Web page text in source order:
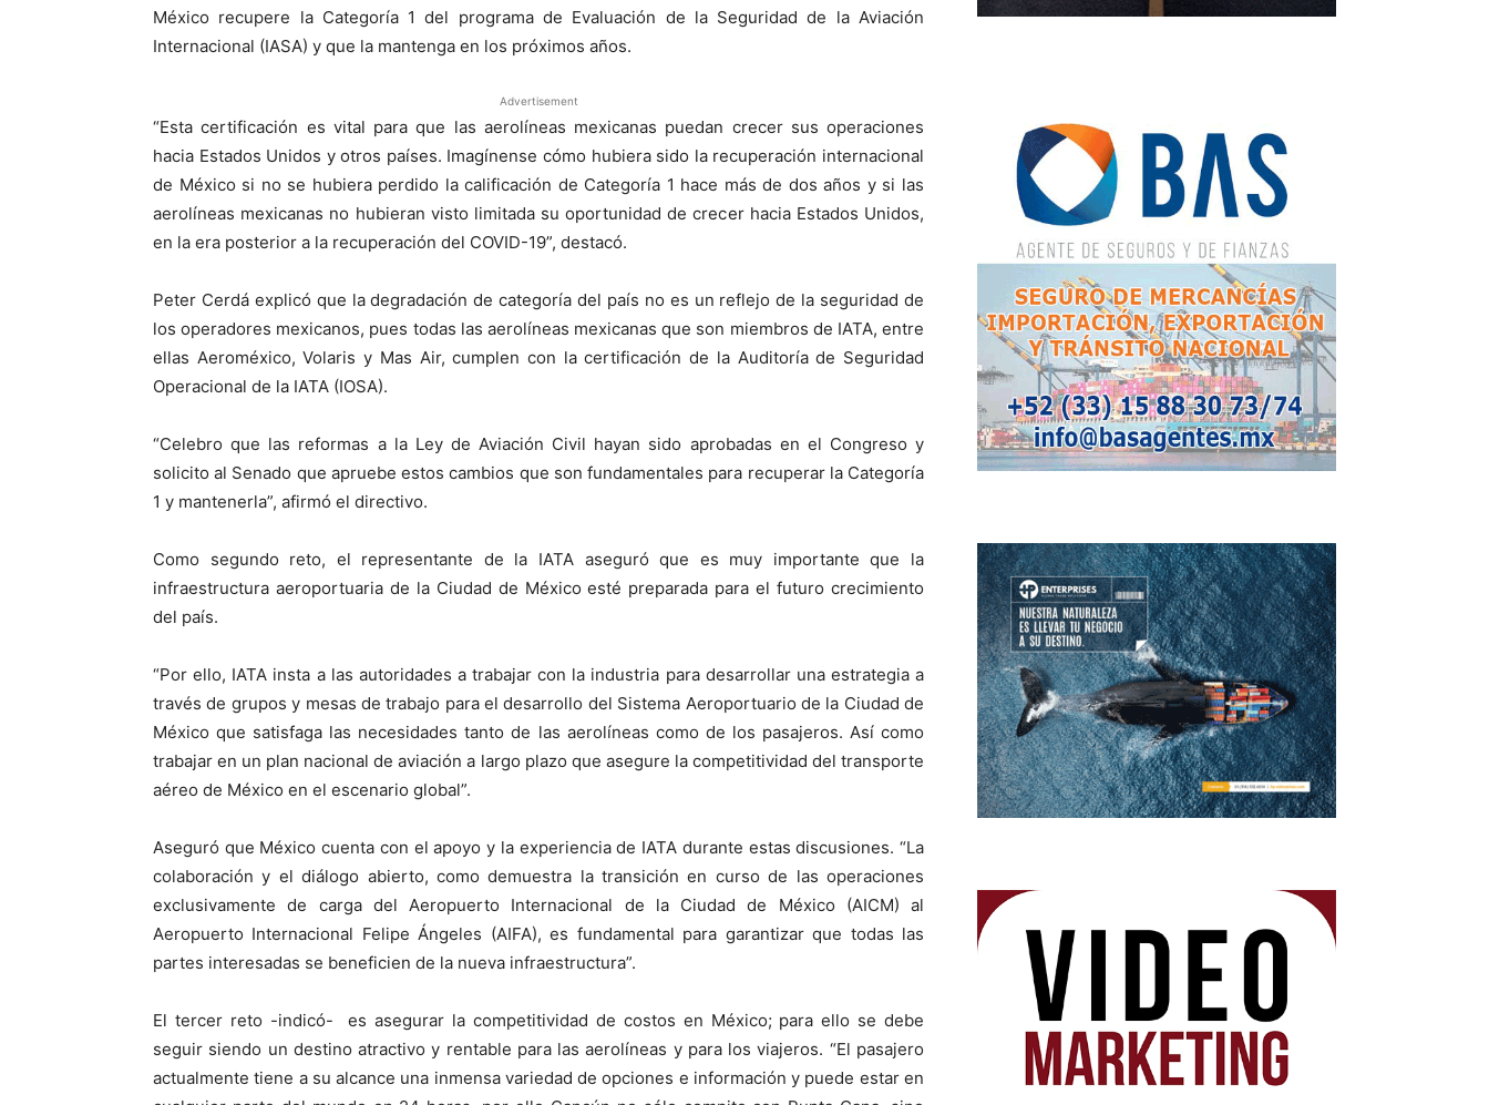
México recupere la Categoría 1 del programa de Evaluación de la Seguridad de la Aviación
Internacional (IASA) y que la mantenga en los próximos años.
Advertisement
“Esta certificación es vital para que las aerolíneas mexicanas puedan crecer sus operaciones
hacia Estados Unidos y otros países. Imagínense cómo hubiera sido la recuperación internacional
de México si no se hubiera perdido la calificación de Categoría 1 hace más de dos años y si las
aerolíneas mexicanas no hubieran visto limitada su oportunidad de crecer hacia Estados Unidos,
en la era posterior a la recuperación del COVID-19”, destacó.
Peter Cerdá explicó que la degradación de categoría del país no es un reflejo de la seguridad de
los operadores mexicanos, pues todas las aerolíneas mexicanas que son miembros de IATA, entre
ellas Aeroméxico, Volaris y Mas Air, cumplen con la certificación de la Auditoría de Seguridad
Operacional de la IATA (IOSA).
“Celebro que las reformas a la Ley de Aviación Civil hayan sido aprobadas en el Congreso y
solicito al Senado que apruebe estos cambios que son fundamentales para recuperar la Categoría
1 y mantenerla”, afirmó el directivo.
Como segundo reto, el representante de la IATA aseguró que es muy importante que la
infraestructura aeroportuaria de la Ciudad de México esté preparada para el futuro crecimiento
del país.
“Por ello, IATA insta a las autoridades a trabajar con la industria para desarrollar una estrategia a
través de grupos y mesas de trabajo para el desarrollo del Sistema Aeroportuario de la Ciudad de
México que satisfaga las necesidades tanto de las aerolíneas como de los pasajeros. Así como
trabajar en un plan nacional de aviación a largo plazo que asegure la competitividad del transporte
aéreo de México en el escenario global”.
Aseguró que México cuenta con el apoyo y la experiencia de IATA durante estas discusiones. “La
colaboración y el diálogo abierto, como demuestra la transición en curso de las operaciones
exclusivamente de carga del Aeropuerto Internacional de la Ciudad de México (AICM) al
Aeropuerto Internacional Felipe Ángeles (AIFA), es fundamental para garantizar que todas las
partes interesadas se beneficien de la nueva infraestructura”.
El tercer reto -indicó- es asegurar la competitividad de costos en México; para ello se debe
seguir siendo un destino atractivo y rentable para las aerolíneas y para los viajeros. “El pasajero
actualmente tiene a su alcance una inmensa variedad de opciones e información y puede estar en